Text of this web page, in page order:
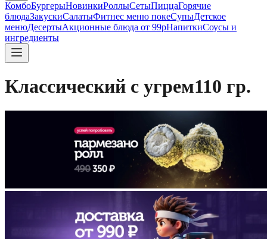
КомбоБургерыНовинкиРоллыСетыПиццаГорячие
блюдаЗакускиСалатыФитнес меню покеСупыДетское
менюДесертыАкционные блюда от 99рНапиткиСоусы и
ингредиенты
Классический с угрем110 гр.